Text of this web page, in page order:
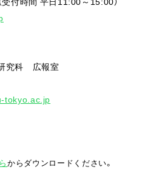
究科 広報室
tokyo.ac.jp
からダウンロードください。